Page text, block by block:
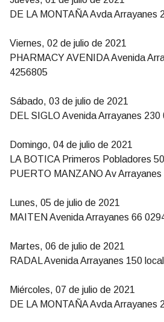
DE LA MONTAÑA Avda Arrayanes
Viernes, 02 de julio de 2021
PHARMACY AVENIDA Avenida
4256805
Sábado, 03 de julio de 2021
DEL SIGLO Avenida Arrayanes
Domingo, 04 de julio de 2021
LA BOTICA Primeros Pobladores
PUERTO MANZANO Av
Lunes, 05 de julio de 2021
MAITEN Avenida Arrayanes 66
Martes, 06 de julio de 2021
RADAL Avenida Arrayanes 150
Miércoles, 07 de julio de 2021
DE LA MONTAÑA Avda Arrayanes